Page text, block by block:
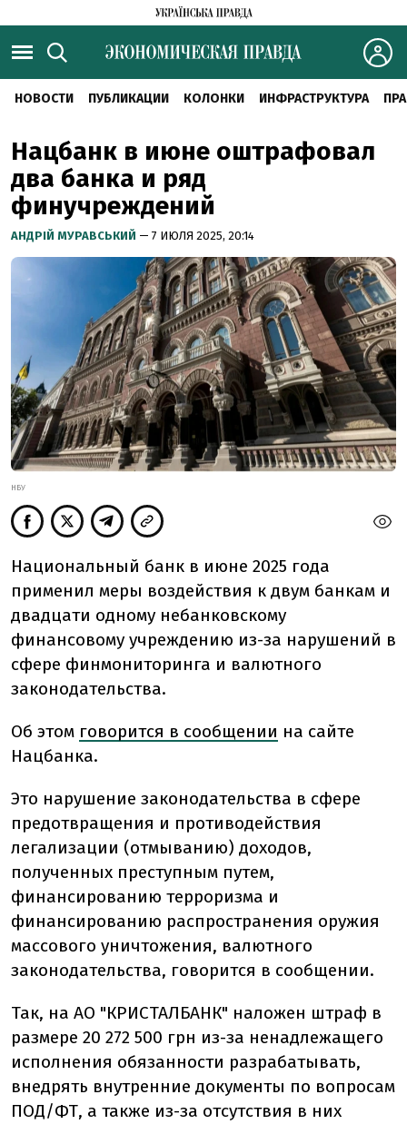
НОВОСТИ ПУБЛИКАЦИИ КОЛОНКИ ИНФРАСТРУКТУРА
Нацбанк в июне оштрафовал
два банка и ряд
финучреждений
АНДРІЙ МУРАВСЬКИЙ — 7 ИЮЛЯ 2025, 20:14
НБУ
Национальный банк в июне 2025 года
применил меры воздействия к двум банкам и
двадцати одному небанковскому
финансовому учреждению из-за нарушений в
сфере финмониторинга и валютного
законодательства.
Об этом говорится в сообщении на сайте
Нацбанка.
Это нарушение законодательства в сфере
предотвращения и противодействия
легализации (отмыванию) доходов,
полученных преступным путем,
финансированию терроризма и
финансированию распространения оружия
массового уничтожения, валютного
законодательства, говорится в сообщении.
Так, на АО "КРИСТАЛБАНК" наложен штраф в
размере 20 272 500 грн из-за ненадлежащего
исполнения обязанности разрабатывать,
внедрять внутренние документы по вопросам
ПОД/ФТ, а также из-за отсутствия в них